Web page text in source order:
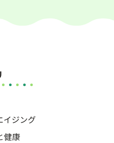
イジング
健康